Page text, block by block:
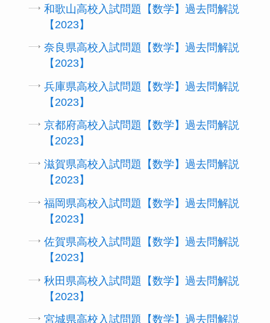
和歌山高校入試問題【数学】過去問解説
【2023】
奈良県高校入試問題【数学】過去問解説
【2023】
兵庫県高校入試問題【数学】過去問解説
【2023】
京都府高校入試問題【数学】過去問解説
【2023】
滋賀県高校入試問題【数学】過去問解説
【2023】
福岡県高校入試問題【数学】過去問解説
【2023】
佐賀県高校入試問題【数学】過去問解説
【2023】
秋田県高校入試問題【数学】過去問解説
【2023】
宮城県高校入試問題【数学】過去問解説